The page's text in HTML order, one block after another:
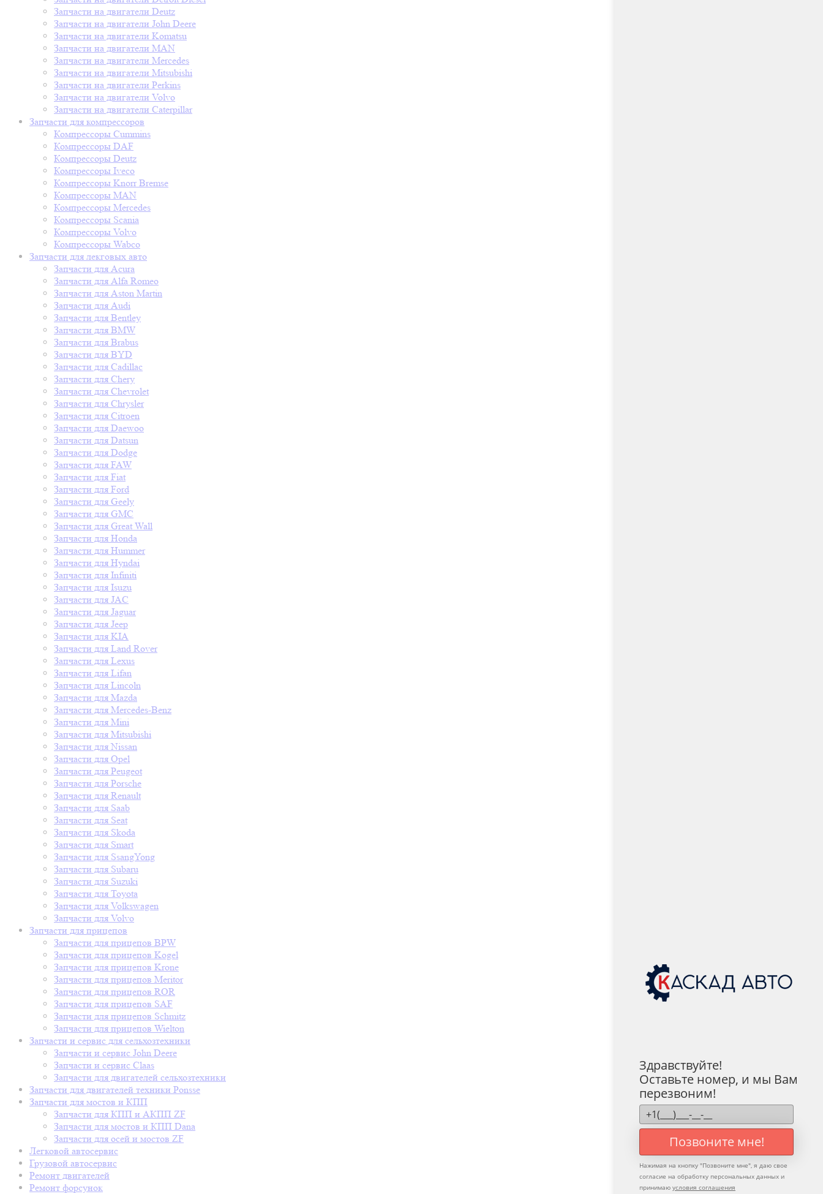
Запчасти на двигатели Deutz
Запчасти на двигатели John Deere
Запчасти на двигатели Komatsu
Запчасти на двигатели MAN
Запчасти на двигатели Mercedes
Запчасти на двигатели Mitsubishi
Запчасти на двигатели Perkins
Запчасти на двигатели Volvo
Запчасти на двигатели Сaterpillar
Запчасти для компрессоров
Компрессоры Cummins
Компрессоры DAF
Компрессоры Deutz
Компрессоры Iveco
Компрессоры Knorr Bremse
Компрессоры MAN
Компрессоры Mercedes
Компрессоры Scania
Компрессоры Volvo
Компрессоры Wabco
Запчасти для лекговых авто
Запчасти для Acura
Запчасти для Alfa Romeo
Запчасти для Aston Martin
Запчасти для Audi
Запчасти для Bentley
Запчасти для BMW
Запчасти для Brabus
Запчасти для BYD
Запчасти для Cadillac
Запчасти для Chery
Запчасти для Chevrolet
Запчасти для Chrysler
Запчасти для Citroen
Запчасти для Daewoo
Запчасти для Datsun
Запчасти для Dodge
Запчасти для FAW
Запчасти для Fiat
Запчасти для Ford
Запчасти для Geely
Запчасти для GMC
Запчасти для Great Wall
Запчасти для Honda
Запчасти для Hummer
Запчасти для Hyndai
Запчасти для Infiniti
Запчасти для Isuzu
Запчасти для JAC
Запчасти для Jaguar
Запчасти для Jeep
Запчасти для KIA
Запчасти для Land Rover
Запчасти для Lexus
Запчасти для Lifan
Запчасти для Lincoln
Запчасти для Mazda
Запчасти для Mercedes-Benz
Запчасти для Mini
Запчасти для Mitsubishi
Запчасти для Nissan
Запчасти для Opel
Запчасти для Peugeot
Запчасти для Porsche
Запчасти для Renault
Запчасти для Saab
Запчасти для Seat
Запчасти для Skoda
Запчасти для Smart
Запчасти для SsangYong
Запчасти для Subaru
Запчасти для Suzuki
Запчасти для Toyota
Запчасти для Volkswagen
Запчасти для Volvo
Запчасти для прицепов
Запчасти для прицепов BPW
Запчасти для прицепов Kogel
Запчасти для прицепов Krone
Запчасти для прицепов Meritor
Запчасти для прицепов ROR
Запчасти для прицепов SAF
Запчасти для прицепов Schmitz
Запчасти для прицепов Wielton
Запчасти и сервис для сельхозтехники
Запчасти и сервис John Deere
Запчасти и сервис Claas
Запчасти для двигателей сельхозтехники
Запчасти для двигателей техники Ponsse
Запчасти для мостов и КПП
Запчасти для КПП и АКПП ZF
Запчасти для мостов и КПП Dana
Запчасти для осей и мостов ZF
Легковой автосервис
Грузовой автосервис
Ремонт двигателей
Ремонт форсунок
Здравствуйте!
Оставьте номер, и мы Вам
перезвоним!
Позвоните мне!
Нажимая на кнопку "Позвоните мне", я даю свое
согласие на обработку персональных данных и
принимаю условия соглашения